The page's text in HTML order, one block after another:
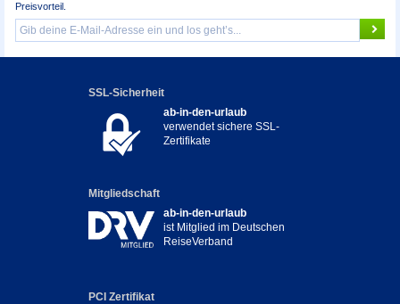
Preisvorteil.
SSL-Sicherheit
ab-in-den-urlaub
verwendet sichere SSL-
Zertifikate
Mitgliedschaft
ab-in-den-urlaub
ist Mitglied im Deutschen
ReiseVerband
PCI Zertifikat